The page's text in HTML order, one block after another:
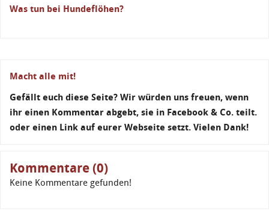
Was tun bei Hundeflöhen?
Macht alle mit!
Gefällt euch diese Seite? Wir würden uns freuen, wenn
ihr einen Kommentar abgebt, sie in Facebook & Co. teilt.
oder einen Link auf eurer Webseite setzt. Vielen Dank!
Kommentare (0)
Keine Kommentare gefunden!